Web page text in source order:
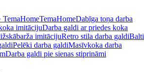
TemaHomeTemaHomeDabīga toņa darba
imitācijuDarba galdi ar priedes koka
imitācijuRetro stila darba galdiBalti
Pelēki darba galdiMasīvkoka darba
Darba galdi pie sienas stiprināmi